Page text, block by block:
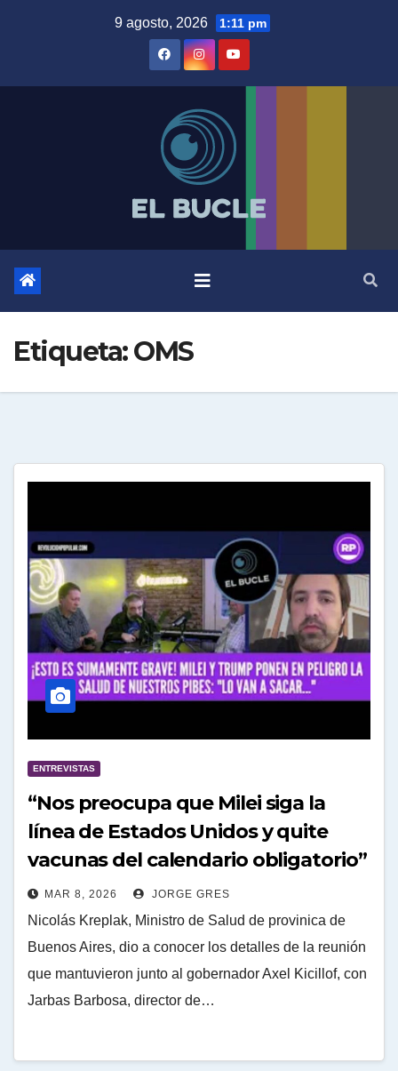
9 agosto, 2026 1:11 pm
Etiqueta:OMS
ENTREVISTAS
“Nos preocupa que Milei siga la
línea de Estados Unidos y quite
vacunas del calendario obligatorio”
MAR 8, 2026 JORGE GRES
Nicolás Kreplak, Ministro de Salud de provinica de
Buenos Aires, dio a conocer los detalles de la reunión
que mantuvieron junto al gobernador Axel Kicillof, con
Jarbas Barbosa, director de…